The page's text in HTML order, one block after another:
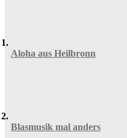
Aloha aus Heilbronn
Blasmusik mal anders